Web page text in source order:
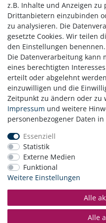
*Versicherungswerte können
Ihren Versicherer.
Zahlung
Versand
AGB
Hinweis zur
Erklärung zur Barrierefreiheit
Kontakt
Vertrag widerrufen
z.B. Inhalte und Anzeigen
Drittanbietern einzubinden
zu analysieren. Die
gesetzte Cookies. Wir teilen
den Einstellungen benennen.
Die Datenverarbeitung
eines berechtigten
erteilt oder abgelehnt
einzuwilligen und die
Zeitpunkt zu ändern oder zu
Impressum und weitere
personenbezogener Daten
Essenziell
Statistik
Externe Medien
Funktional
Weitere Einstellungen
Alle
Alle